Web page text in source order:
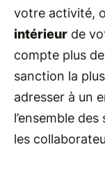
votre activité,
intérieur de
compte plus
sanction la
adresser à un
l’ensemble
les